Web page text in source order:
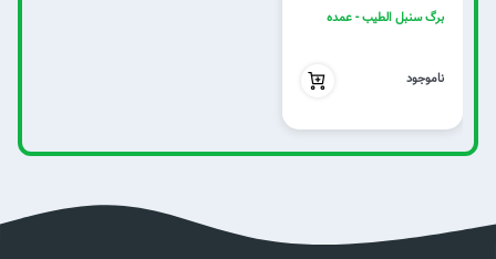
برگ سنبل الطیب - عمده
ناموجود